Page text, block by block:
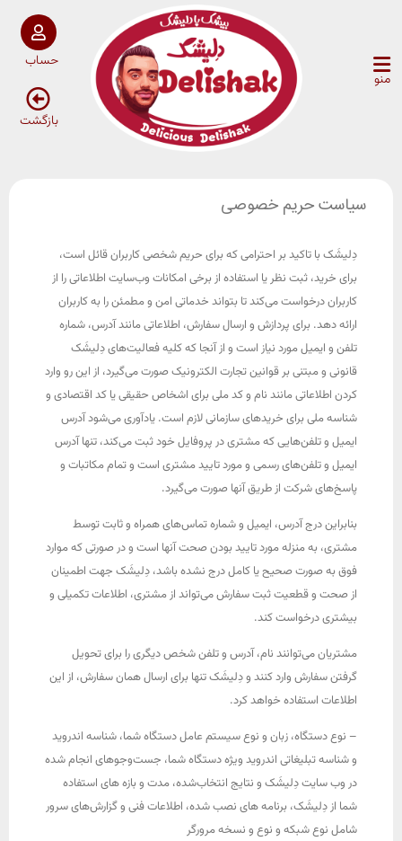
منو
حساب
بازگشت
سیاست حریم خصوصی
دِلیشَک با تاکید بر احترامی که برای حریم شخصی کاربران قائل است،
برای خرید، ثبت نظر یا استفاده از برخی امکانات وب‌سایت اطلاعاتی را از
کاربران درخواست می‌کند تا بتواند خدماتی امن و مطمئن را به کاربران
ارائه دهد. برای پردازش و ارسال سفارش، اطلاعاتی مانند آدرس، شماره
تلفن و ایمیل مورد نیاز است و از آنجا که کلیه فعالیت‌های دِلیشَک
قانونی و مبتنی بر قوانین تجارت الکترونیک صورت می‌گیرد، از این رو وارد
کردن اطلاعاتی مانند نام و کد ملی برای اشخاص حقیقی یا کد اقتصادی و
شناسه ملی برای خریدهای سازمانی لازم است. یادآوری می‌شود آدرس
ایمیل و تلفن‌هایی که مشتری در پروفایل خود ثبت می‌کند، تنها آدرس
ایمیل و تلفن‌های رسمی و مورد تایید مشتری است و تمام مکاتبات و
پاسخ‌های شرکت از طریق آنها صورت می‌گیرد.
بنابراین درج آدرس، ایمیل و شماره تماس‌های همراه و ثابت توسط
مشتری، به منزله مورد تایید بودن صحت آنها است و در صورتی که موارد
فوق به صورت صحیح یا کامل درج نشده باشد، دِلیشَک جهت اطمینان
از صحت و قطعیت ثبت سفارش می‌تواند از مشتری، اطلاعات تکمیلی و
بیشتری درخواست کند.
مشتریان می‌توانند نام، آدرس و تلفن شخص دیگری را برای تحویل
گرفتن سفارش وارد کنند و دِلیشَک تنها برای ارسال همان سفارش، از این
اطلاعات استفاده خواهد کرد.
– نوع دستگاه، زبان و نوع سیستم عامل دستگاه شما، شناسه اندروید
و شناسه تبلیغاتی اندروید ویژه دستگاه شما، جست‌وجوهای انجام شده
در وب سایت دِلیشَک و نتایج انتخاب‌شده، مدت و بازه های استفاده
شما از دِلیشَک، برنامه های نصب شده، اطلاعات فنی و گزارش‌های سرور
شامل نوع شبکه و نوع و نسخه مرورگر